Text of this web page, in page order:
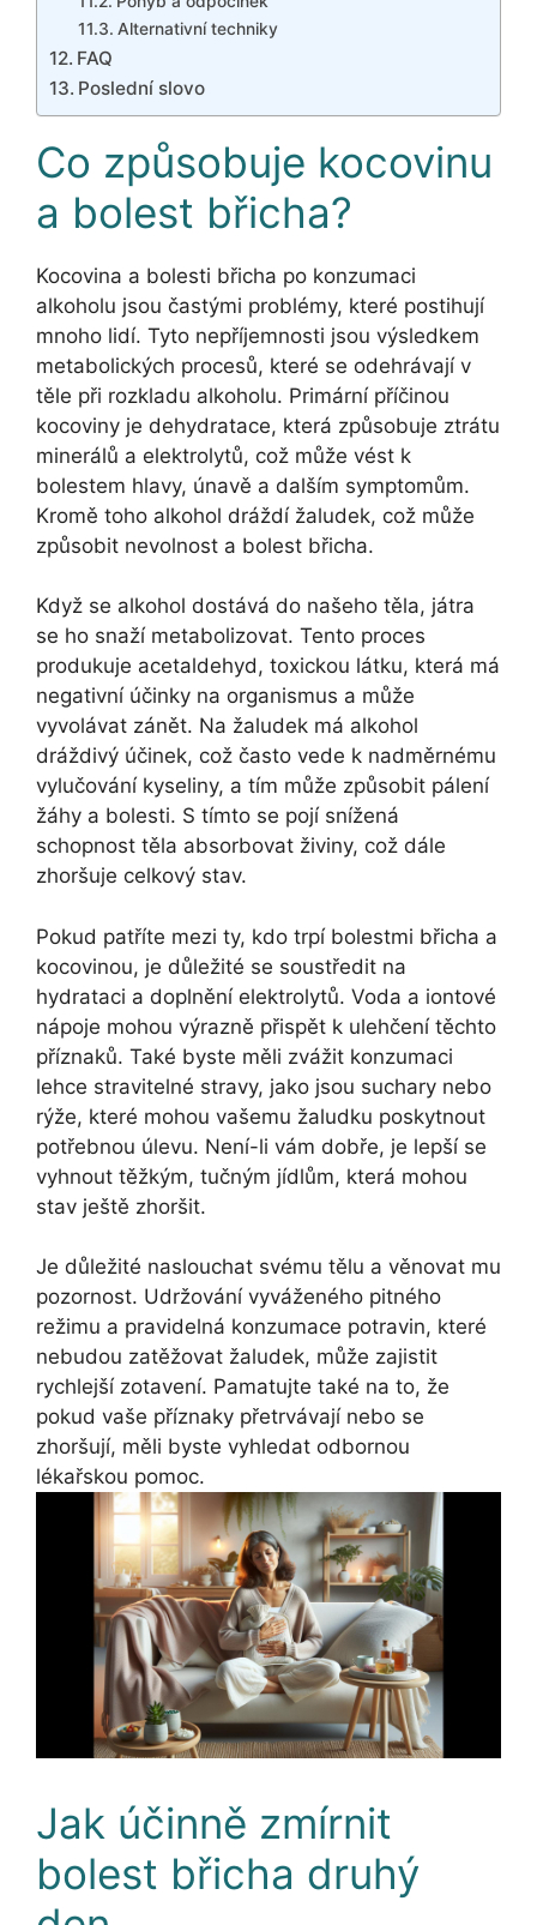
Alternativní techniky
FAQ
Poslední slovo
Co způsobuje kocovinu
a bolest břicha?
Kocovina a bolesti břicha po konzumaci
alkoholu jsou častými problémy, které postihují
mnoho lidí. Tyto nepříjemnosti jsou výsledkem
metabolických procesů, které se odehrávají v
těle při rozkladu alkoholu. Primární příčinou
kocoviny je dehydratace, která způsobuje ztrátu
minerálů a elektrolytů, což může vést k
bolestem hlavy, únavě a dalším symptomům.
Kromě toho alkohol dráždí žaludek, což může
způsobit nevolnost a bolest břicha.
Když se alkohol dostává do našeho těla, játra
se ho snaží metabolizovat. Tento proces
produkuje acetaldehyd, toxickou látku, která má
negativní účinky na organismus a může
vyvolávat zánět. Na žaludek má alkohol
dráždivý účinek, což často vede k nadměrnému
vylučování kyseliny, a tím může způsobit pálení
žáhy a bolesti. S tímto se pojí snížená
schopnost těla absorbovat živiny, což dále
zhoršuje celkový stav.
Pokud patříte mezi ty, kdo trpí bolestmi břicha a
kocovinou, je důležité se soustředit na
hydrataci a doplnění elektrolytů. Voda a iontové
nápoje mohou výrazně přispět k ulehčení těchto
příznaků. Také byste měli zvážit konzumaci
lehce stravitelné stravy, jako jsou suchary nebo
rýže, které mohou vašemu žaludku poskytnout
potřebnou úlevu. Není-li vám dobře, je lepší se
vyhnout těžkým, tučným jídlům, která mohou
stav ještě zhoršit.
Je důležité naslouchat svému tělu a věnovat mu
pozornost. Udržování vyváženého pitného
režimu a pravidelná konzumace potravin, které
nebudou zatěžovat žaludek, může zajistit
rychlejší zotavení. Pamatujte také na to, že
pokud vaše příznaky přetrvávají nebo se
zhoršují, měli byste vyhledat odbornou
lékařskou pomoc.
Jak účinně zmírnit
bolest břicha druhý